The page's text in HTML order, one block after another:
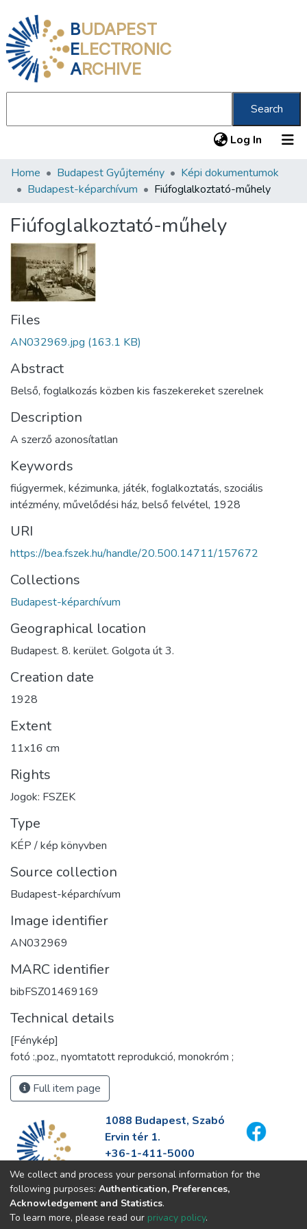
BUDAPEST
ELECTRONIC
ARCHIVE
Search
Log In (current)
Communities & Collections
Statistics
About us
Home Budapest Gyűjtemény
Képi dokumentumok
Budapest-képarchívum
Fiúfoglalkoztató-műhely
Fiúfoglalkoztató-műhely
Files
AN032969.jpg (163.1 KB)
Abstract
Belső, foglalkozás közben kis faszekereket szerelnek
Description
A szerző azonosítatlan
Keywords
fiúgyermek, kézimunka, játék, foglalkoztatás, szociális
intézmény, művelődési ház, belső felvétel, 1928
URI
https://bea.fszek.hu/handle/20.500.14711/157672
Collections
Budapest-képarchívum
Geographical location
Budapest. 8. kerület. Golgota út 3.
Creation date
1928
Extent
11x16 cm
Rights
Jogok: FSZEK
Type
KÉP / kép könyvben
Source collection
Budapest-képarchívum
Image identifier
AN032969
MARC identifier
bibFSZ01469169
Technical details
[Fénykép]
fotó :,poz., nyomtatott reprodukció, monokróm ;
Full item page
1088 Budapest, Szabó
Ervin tér 1.
+36-1-411-5000
info@fszek.hu
https://fszek.hu
We collect and process your personal information for the
following purposes: Authentication, Preferences,
Acknowledgement and Statistics.
To learn more, please read our privacy policy.